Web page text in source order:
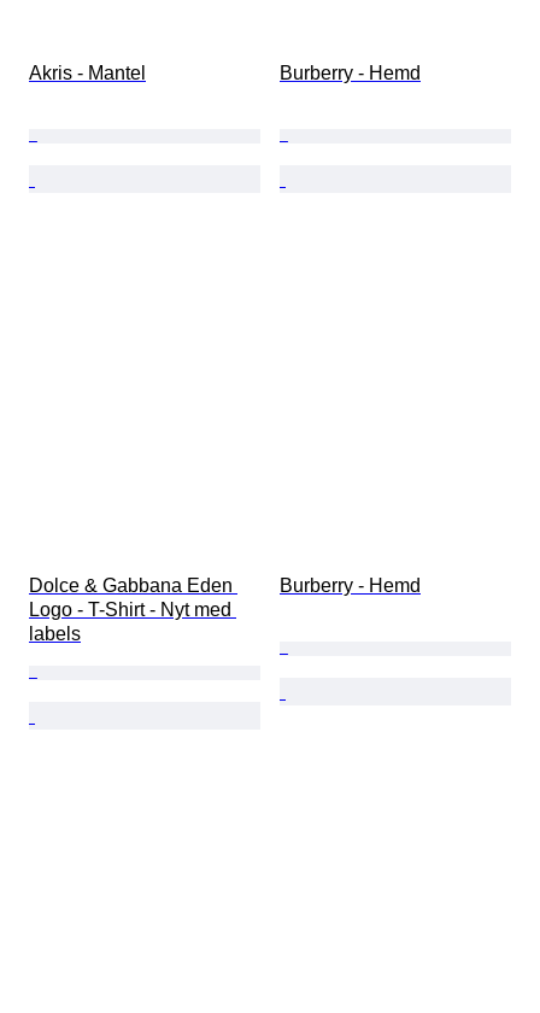
Akris - Mantel Burberry - Hemd
Dolce & Gabbana Eden
Logo - T-Shirt - Nyt med
labels
Burberry - Hemd